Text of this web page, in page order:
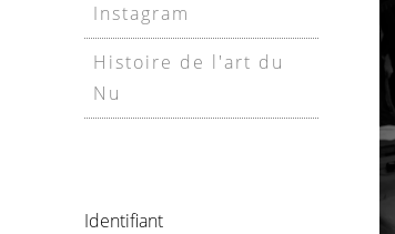
Instagram
Histoire de l'art du
Nu
Identifiant